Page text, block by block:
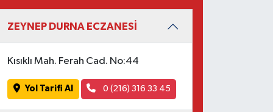
ZEYNEP DURNA ECZANESİ
Kısıklı Mah. Ferah Cad. No:44
Yol Tarifi Al 0 (216) 316 33 45